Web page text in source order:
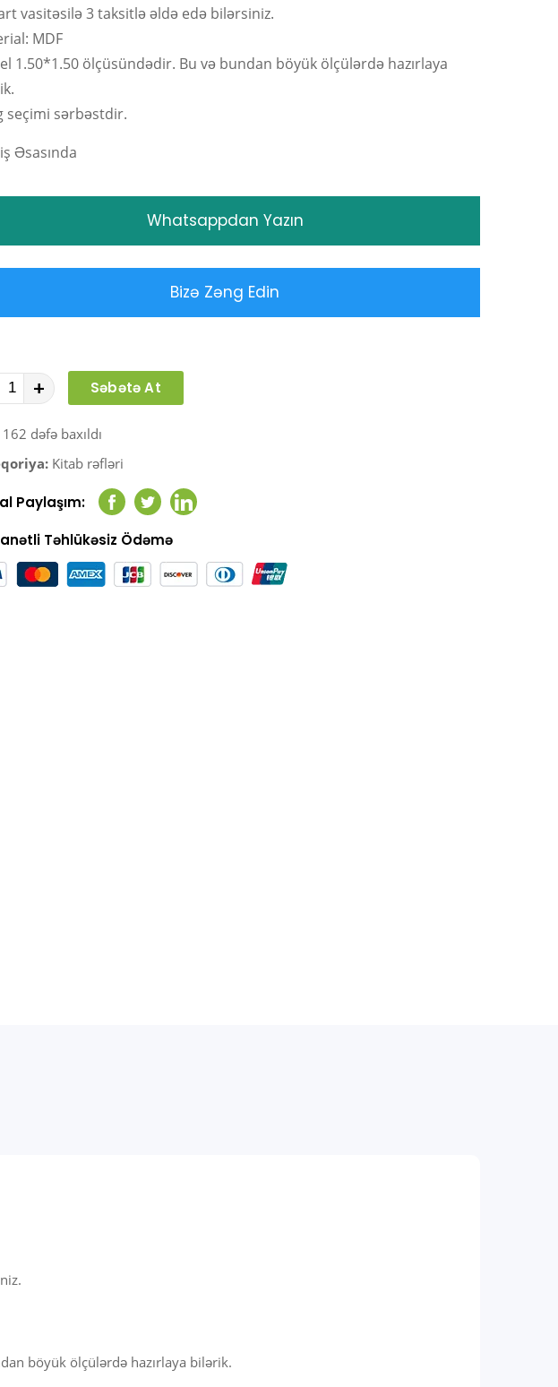
vasitəsilə 3 taksitlə əldə edə bilərsiniz.
MDF
1.50*1.50 ölçüsündədir. Bu və bundan böyük ölçülərdə hazırlaya
seçimi sərbəstdir.
Əsasında
Whatsappdan Yazın
Bizə Zəng Edin
+ Səbətə At
dəfə baxıldı
Kitab rəfləri
Paylaşım: Facebook
TwitterLinkedin
Təhlükəsiz Ödəmə
böyük ölçülərdə hazırlaya bilərik.